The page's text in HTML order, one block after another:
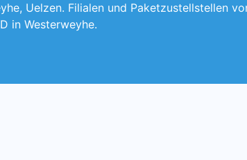
Uelzen. Filialen und Paketzustellstellen
in Westerweyhe.